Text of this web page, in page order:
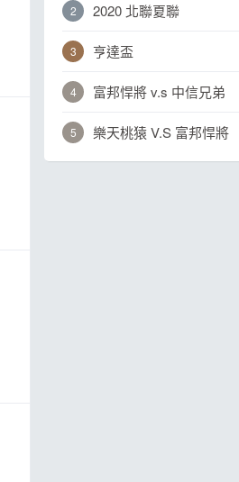
2020 北聯夏聯
亨達盃
富邦悍將 v.s 中信兄弟
樂天桃猿 V.S 富邦悍將